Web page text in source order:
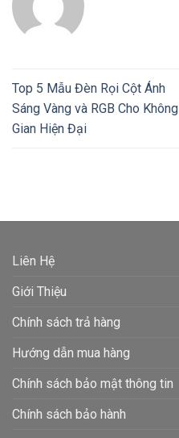
Top 5 Mẫu Đèn Rọi Cột Ánh
Sáng Vàng và RGB Cho Không
Gian Hiện Đại
Liên Hệ
Giới Thiệu
Chính sách trả hàng
Hướng dẫn mua hàng
Chính sách bảo mật thông tin
Chính sách bảo hành